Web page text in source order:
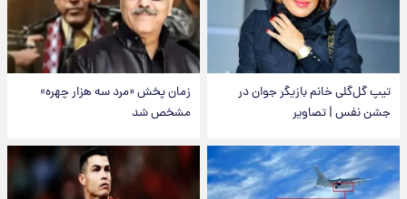
تیپ گل‌گلی خانم بازیگر جوان در
جشن نفس | تصاویر
زمان پخش «مرد سه هزار چهره»
مشخص شد